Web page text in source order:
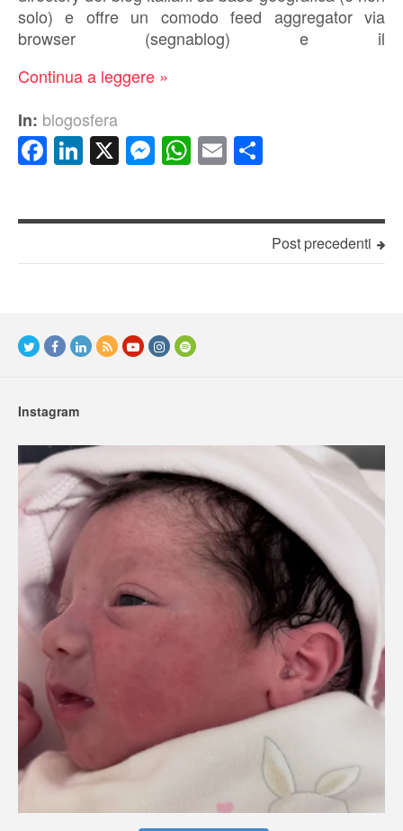
solo) e offre un comodo feed aggregator via
browser (segnablog) e il
Continua a leggere »
In: blogosfera
Facebook
LinkedIn
X Messenger
WhatsApp
Email
Post precedenti
Instagram